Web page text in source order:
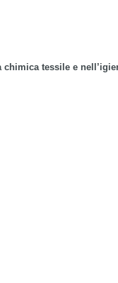
chimica tessile e